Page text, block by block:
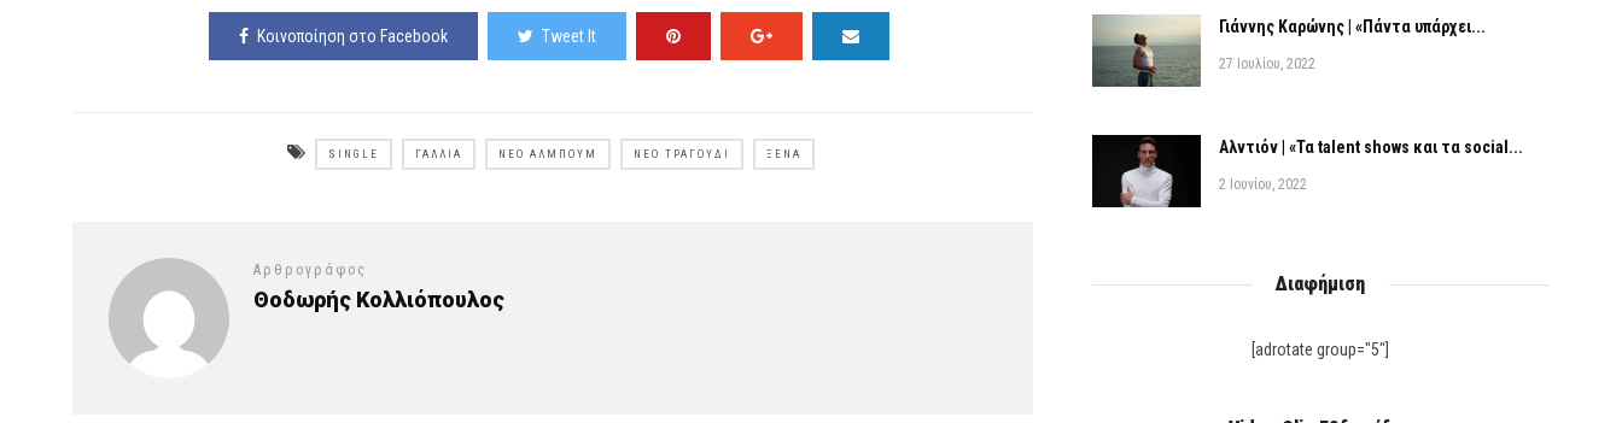
Κοινοποίηση στο Facebook Tweet It
SINGLE ΓΑΛΛΊΑ ΝΈΟ ΆΛΜΠΟΥΜ ΝΈΟ ΤΡΑΓΟΎΔΙ ΞΈΝΑ
Αρθρογράφος
Θοδωρής Κολλιόπουλος
Γιάννης Καρώνης | «Πάντα υπάρχει...
27 Ιουλίου, 2022
Αλντιόν | «Τα talent shows και τα social...
2 Ιουνίου, 2022
Διαφήμιση
[adrotate group="5"]